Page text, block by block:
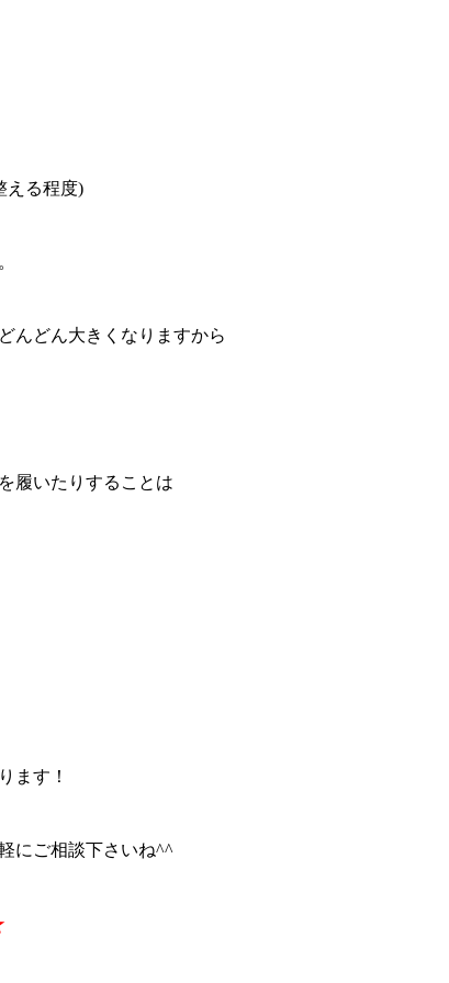
える程度)
んどん大きくなりますから
履いたりすることは
ます！
にご相談下さいね^^